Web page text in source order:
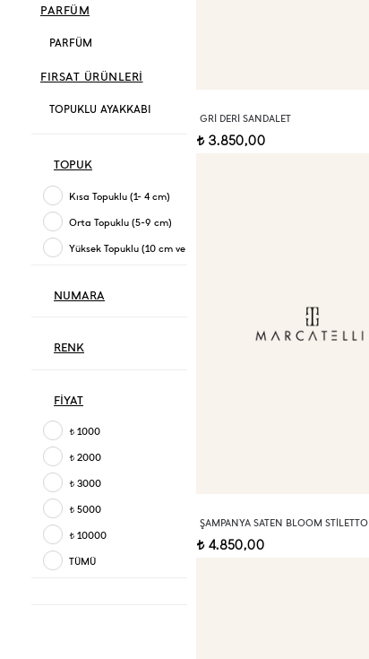
PARFÜM
PARFÜM
FIRSAT ÜRÜNLERİ
TOPUKLU AYAKKABI
TOPUK
Kısa Topuklu (1- 4 cm)
Orta Topuklu (5-9 cm)
Yüksek Topuklu (10 cm ve üzeri)
NUMARA
RENK
FİYAT
t 1000
t 2000
t 3000
t 5000
t 10000
TÜMÜ
GRI DERI SANDALET
t3.850,00
ŞAMPANYA SATEN BLOOM STILETTO
t4.850,00